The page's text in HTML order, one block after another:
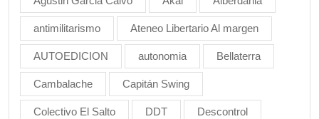
antimilitarismo Ateneo Libertario Al margen
AUTOEDICION autonomia Bellaterra
Cambalache Capitán Swing
Colectivo El Salto DDT Descontrol